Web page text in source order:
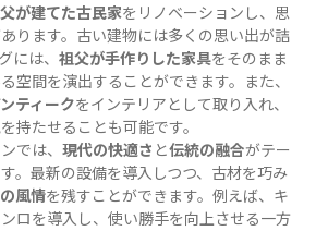
が建てた古民家をリノベーションし、思
ります。古い建物には多くの思い出が詰
には、 祖父が手作りした家具をそのまま
空間を演出することができます。また、
ティークをインテリアとして取り入れ、
持たせることも可能です。
では、 現代の快適さ と伝統の融合がテー
。最新の設備を導入しつつ、古材を巧み
風情を残すことができます。例えば、キ
ロを導入し、使い勝手を向上させる一方